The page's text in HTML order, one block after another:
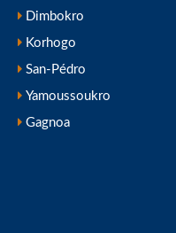
Dimbokro
Korhogo
San-Pédro
Yamoussoukro
Gagnoa